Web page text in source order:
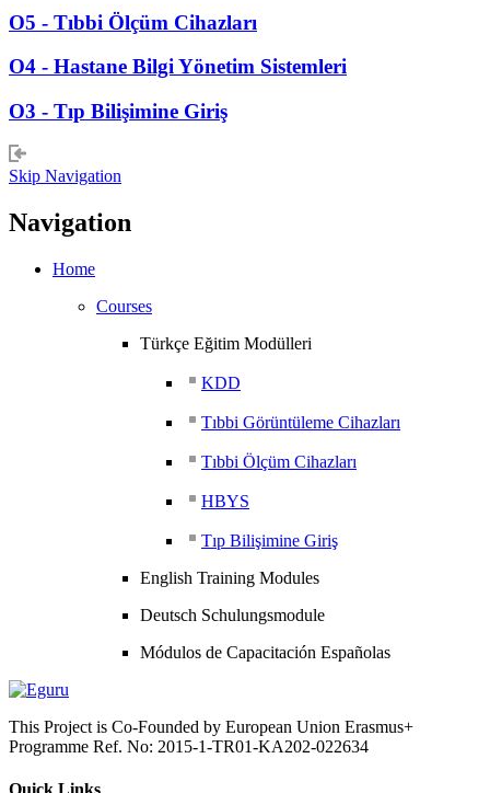
O5 - Tıbbi Ölçüm Cihazları
O4 - Hastane Bilgi Yönetim Sistemleri
O3 - Tıp Bilişimine Giriş
Skip Navigation
Navigation
Home
Courses
Türkçe Eğitim Modülleri
KDD
Tıbbi Görüntüleme Cihazları
Tıbbi Ölçüm Cihazları
HBYS
Tıp Bilişimine Giriş
English Training Modules
Deutsch Schulungsmodule
Módulos de Capacitación Españolas
This Project is Co-Founded by European Union Erasmus+
Programme Ref. No: 2015-1-TR01-KA202-022634
Quick Links